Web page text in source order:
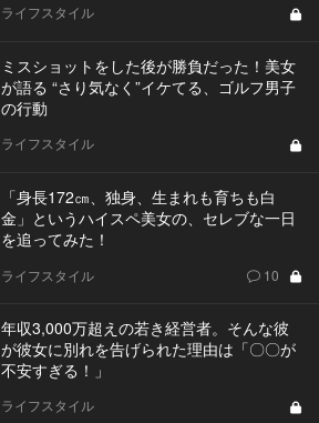
ライフスタイル
ミスショットをした後が勝負だった！美女
が語る “さり気なく”イケてる、ゴルフ男子
の行動
ライフスタイル
「身長172㎝、独身、生まれも育ちも白
金」というハイスペ美女の、セレブな一日
を追ってみた！
ライフスタイル 10
年収3,000万超えの若き経営者。そんな彼
が彼女に別れを告げられた理由は「〇〇が
不安すぎる！」
ライフスタイル